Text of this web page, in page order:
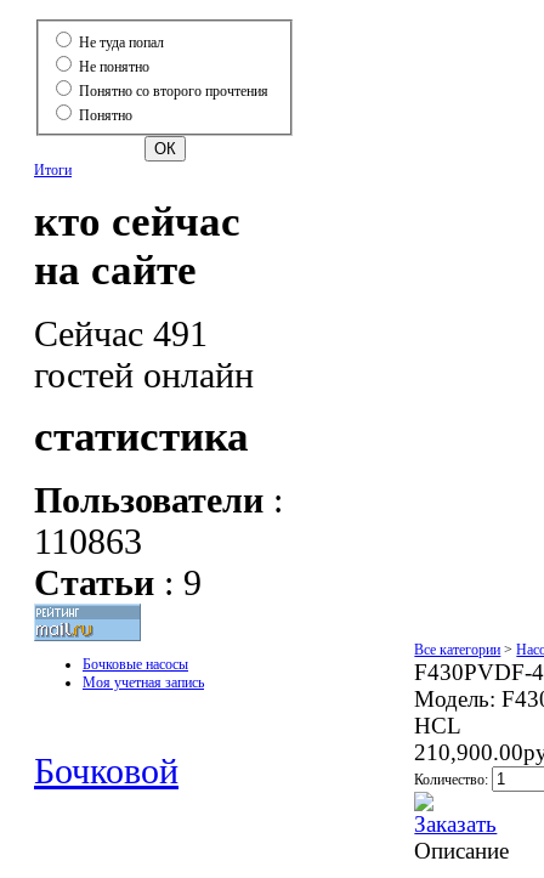
Не туда попал
Не понятно
Понятно со второго прочтения
Понятно
Итоги
кто сейчас
на сайте
Сейчас 491
гостей онлайн
статистика
Пользователи :
110863
Статьи : 9
Все категории >
F430PVDF-
Модель:
HCL
Количество:
Описание
Бочковые насосы
Моя учетная запись
Бочковой